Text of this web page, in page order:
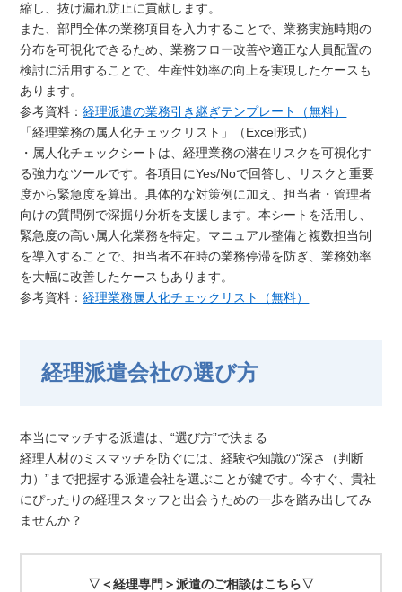
縮し、抜け漏れ防止に貢献します。
また、部門全体の業務項目を入力することで、業務実施時期の
分布を可視化できるため、業務フロー改善や適正な人員配置の
検討に活用することで、生産性効率の向上を実現したケースも
あります。
参考資料：経理派遣の業務引き継ぎテンプレート（無料）
「経理業務の属人化チェックリスト」（Excel形式）
・属人化チェックシートは、経理業務の潜在リスクを可視化す
る強力なツールです。各項目にYes/Noで回答し、リスクと重要
度から緊急度を算出。具体的な対策例に加え、担当者・管理者
向けの質問例で深掘り分析を支援します。本シートを活用し、
緊急度の高い属人化業務を特定。マニュアル整備と複数担当制
を導入することで、担当者不在時の業務停滞を防ぎ、業務効率
を大幅に改善したケースもあります。
参考資料：経理業務属人化チェックリスト（無料）
経理派遣会社の選び方
本当にマッチする派遣は、“選び方”で決まる
経理人材のミスマッチを防ぐには、経験や知識の“深さ（判断
力）”まで把握する派遣会社を選ぶことが鍵です。今すぐ、貴社
にぴったりの経理スタッフと出会うための一歩を踏み出してみ
ませんか？
▽＜経理専門＞派遣のご相談はこちら▽